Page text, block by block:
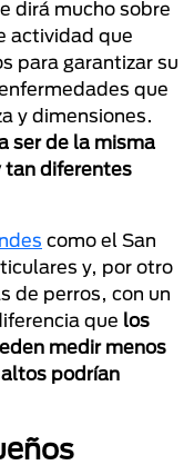
dirá mucho sobre
actividad que
para garantizar su
que
y dimensiones.
ser de la misma
tan diferentes
como el San
y, por otro
de perros, con un
que los
medir menos
podrían